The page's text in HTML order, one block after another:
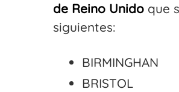
de Reino Unido que
siguientes:
BIRMINGHAN
BRISTOL